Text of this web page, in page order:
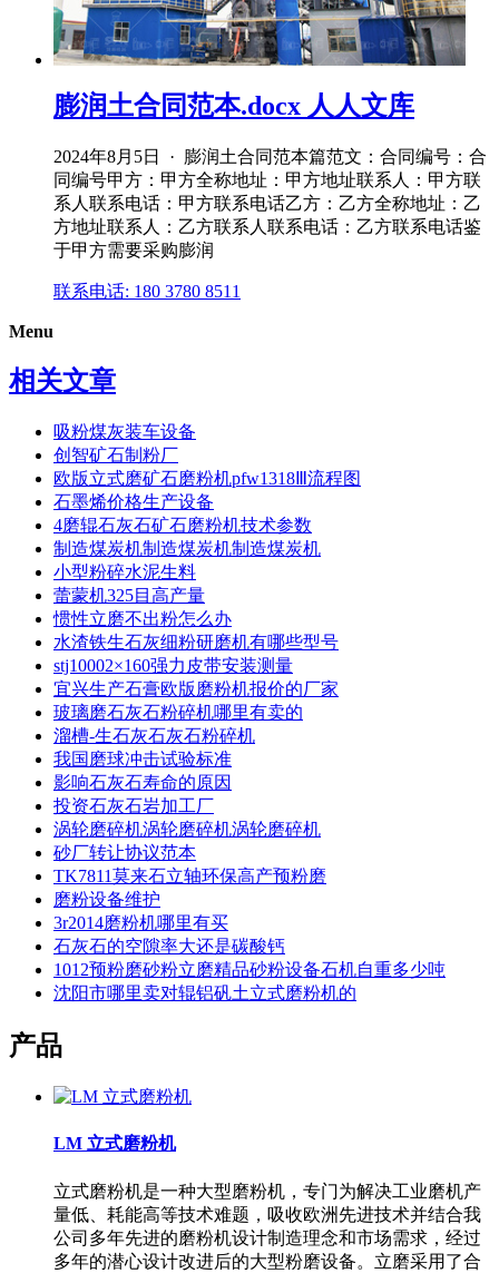
膨润土合同范本.docx 人人文库
2024年8月5日 · 膨润土合同范本篇范文：合同编号：合
同编号甲方：甲方全称地址：甲方地址联系人：甲方联
系人联系电话：甲方联系电话乙方：乙方全称地址：乙
方地址联系人：乙方联系人联系电话：乙方联系电话鉴
于甲方需要采购膨润
联系电话: 180 3780 8511
Menu
相关文章
吸粉煤灰装车设备
创智矿石制粉厂
欧版立式磨矿石磨粉机pfw1318Ⅲ流程图
石墨烯价格生产设备
4磨辊石灰石矿石磨粉机技术参数
制造煤炭机制造煤炭机制造煤炭机
小型粉碎水泥生料
蕾蒙机325目高产量
惯性立磨不出粉怎么办
水渣铁生石灰细粉研磨机有哪些型号
stj10002×160强力皮带安装测量
宜兴生产石膏欧版磨粉机报价的厂家
玻璃磨石灰石粉碎机哪里有卖的
溜槽-生石灰石灰石粉碎机
我国磨球冲击试验标准
影响石灰石寿命的原因
投资石灰石岩加工厂
涡轮磨碎机涡轮磨碎机涡轮磨碎机
砂厂转让协议范本
TK7811莫来石立轴环保高产预粉磨
磨粉设备维护
3r2014磨粉机哪里有买
石灰石的空隙率大还是碳酸钙
1012预粉磨砂粉立磨精品砂粉设备石机自重多少吨
沈阳市哪里卖对辊铝矾土立式磨粉机的
产品
LM 立式磨粉机
立式磨粉机是一种大型磨粉机，专门为解决工业磨机产
量低、耗能高等技术难题，吸收欧洲先进技术并结合我
公司多年先进的磨粉机设计制造理念和市场需求，经过
多年的潜心设计改进后的大型粉磨设备。立磨采用了合